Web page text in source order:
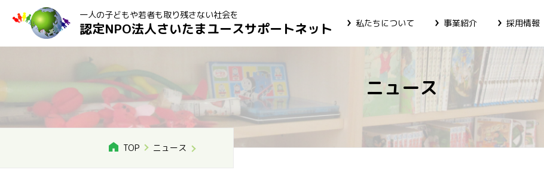
一人の子どもや若者も取り残さない社会を
認定NPO法人さいたまユースサポートネット 私たちについて 事業紹介 採用情報
ニュース
TOP ニュース